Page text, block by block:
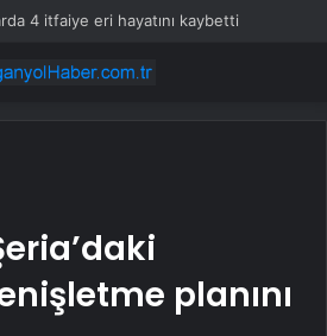
4 itfaiye eri hayatını kaybetti
planını